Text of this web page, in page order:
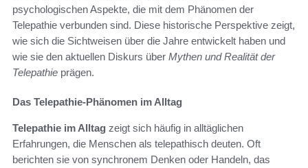
psychologischen Aspekte, die mit dem Phänomen der
Telepathie verbunden sind. Diese historische Perspektive zeigt,
wie sich die Sichtweisen über die Jahre entwickelt haben und
wie sie den aktuellen Diskurs über Mythen und Realität der
Telepathie prägen.
Das Telepathie-Phänomen im Alltag
Telepathie im Alltag zeigt sich häufig in alltäglichen
Erfahrungen, die Menschen als telepathisch deuten. Oft
berichten sie von synchronem Denken oder Handeln, das